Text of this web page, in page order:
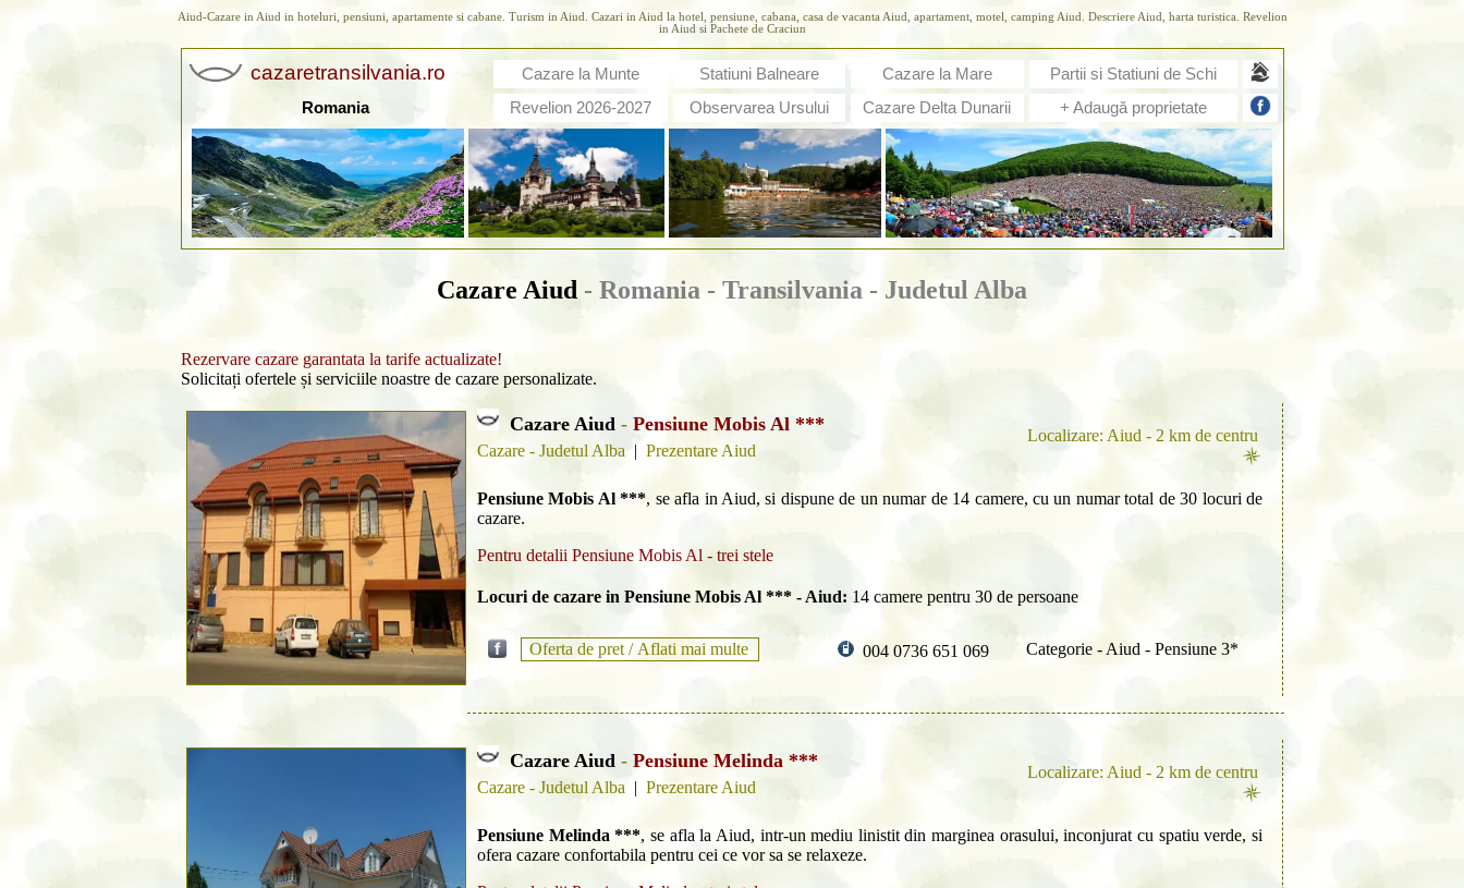
Aiud-Cazare in Aiud in hoteluri, pensiuni, apartamente si cabane. Turism in Aiud. Cazari in Aiud la hotel, pensiune, cabana, casa de vacanta Aiud, apartament, motel, camping Aiud. Descriere Aiud, harta turistica. Revelion
in Aiud si Pachete de Craciun
cazaretransilvania.ro Cazare la Munte Statiuni Balneare Cazare la Mare
Partii si Statiuni de Schi
Romania
Revelion 2026-2027 Observarea Ursului Cazare Delta Dunarii + Adaugă proprietate
Cazare Aiud - Romania - Transilvania - Judetul Alba
Rezervare cazare garantata la tarife actualizate!
Solicitați ofertele și serviciile noastre de cazare personalizate.
Cazare Aiud - Pensiune Mobis Al ***
Cazare - Judetul Alba | Prezentare Aiud
Localizare: Aiud - 2 km de centru
Pensiune Mobis Al ***, se afla in Aiud, si dispune de un numar de 14 camere, cu un numar total de 30 locuri de
cazare.
Pentru detalii Pensiune Mobis Al - trei stele
Locuri de cazare in Pensiune Mobis Al *** - Aiud: 14 camere pentru 30 de persoane
Oferta de pret / Aflati mai multe 004 0736 651 069 Categorie - Aiud - Pensiune 3*
Cazare Aiud - Pensiune Melinda ***
Cazare - Judetul Alba | Prezentare Aiud
Localizare: Aiud - 2 km de centru
Pensiune Melinda ***, se afla la Aiud, intr-un mediu linistit din marginea orasului, inconjurat cu spatiu verde, si
ofera cazare confortabila pentru cei ce vor sa se relaxeze.